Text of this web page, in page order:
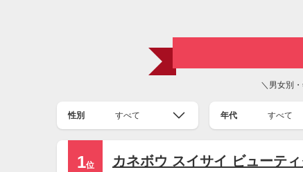
＼男女別
性別 すべて 年代 すべて
1位
カネボウ スイサイ ビューテ